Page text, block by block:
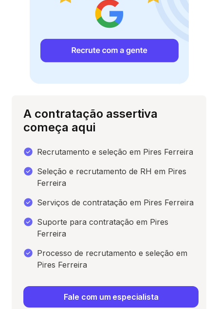
A contratação assertiva
começa aqui
Recrutamento e seleção em Pires Ferreira
Seleção e recrutamento de RH em Pires
Ferreira
Serviços de contratação em Pires Ferreira
Suporte para contratação em Pires
Ferreira
Processo de recrutamento e seleção em
Pires Ferreira
Fale com um especialista